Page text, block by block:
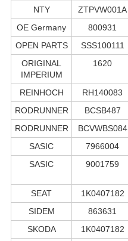
NTY
ZTPVW001A
OE Germany
800931
OPEN PARTS
SSS100111
ORIGINAL
IMPERIUM
1620
REINHOCH RH140083
RODRUNNER
BCSB487
RODRUNNER
BCVWBS084
SASIC
7966004
SASIC
9001759
SEAT 1K0407182
SIDEM
863631
SKODA
1K0407182